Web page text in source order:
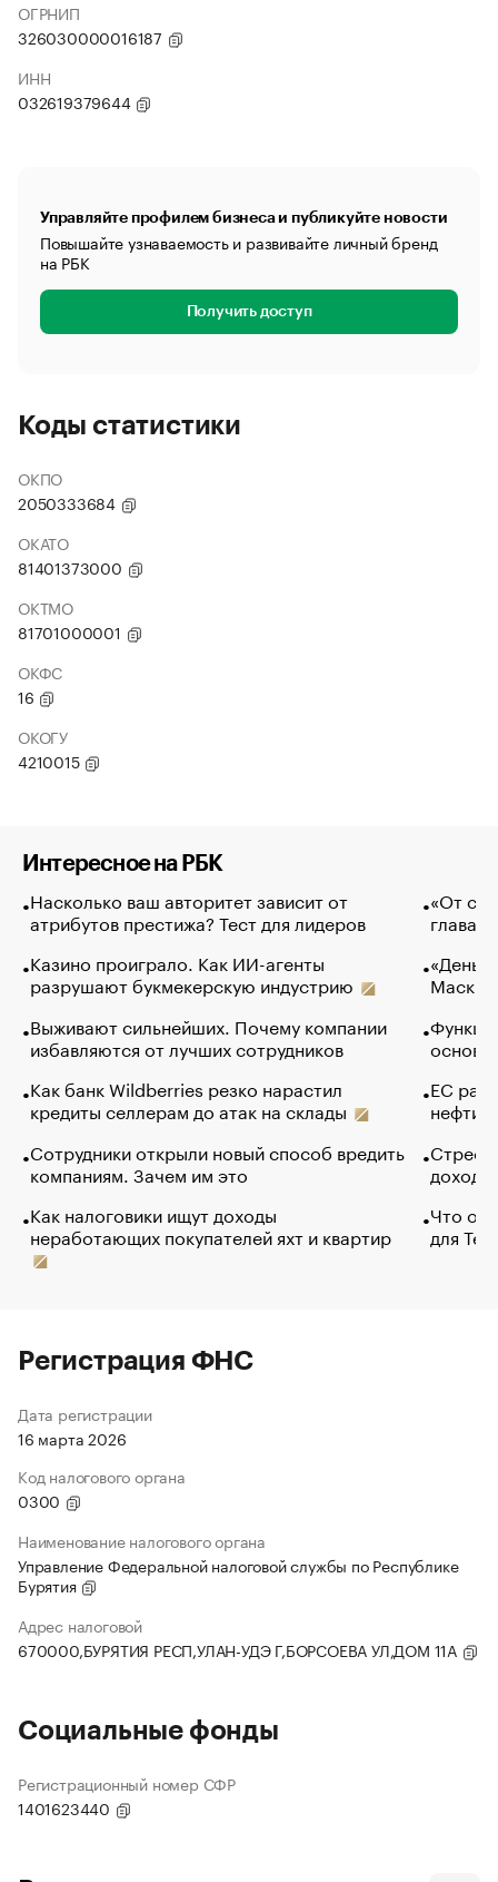
ОГРНИП
326030000016187
ИНН
032619379644
Управляйте профилем бизнеса и публикуйте новости
Повышайте узнаваемость и развивайте личный бренд
на РБК
Получить доступ
Коды статистики
ОКПО
2050333684
ОКАТО
81401373000
ОКТМО
81701000001
ОКФС
16
ОКОГУ
4210015
Интересное на РБК
Насколько ваш авторитет зависит от
атрибутов престижа? Тест для лидеров
Казино проиграло. Как ИИ-агенты
разрушают букмекерскую индустрию
Выживают сильнейших. Почему компании
избавляются от лучших сотрудников
Как банк Wildberries резко нарастил
кредиты селлерам до атак на склады
Сотрудники открыли новый способ вредить
компаниям. Зачем им это
Как налоговики ищут доходы
неработающих покупателей яхт и квартир
«От
глава
Маск в
основ
ЕС
нефти
Что
для
Регистрация ФНС
Дата регистрации
16 марта 2026
Код налогового органа
0300
Наименование налогового органа
Управление Федеральной налоговой службы по Республике
Бурятия
Адрес налоговой
670000,БУРЯТИЯ РЕСП,УЛАН-УДЭ Г,БОРСОЕВА УЛ,ДОМ 11А
Социальные фонды
Регистрационный номер СФР
1401623440